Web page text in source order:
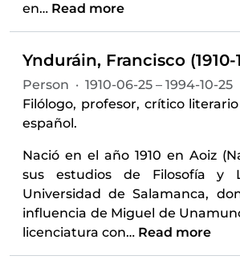
en… Read more
Ynduráin, Francisco (1910-
Person · 1910-06-25 – 1994-10-25
Filólogo, profesor, crítico
español.
Nació en el año 1910 en Aoiz
sus estudios de Filosofía y
Universidad de Salamanca,
influencia de Miguel de
licenciatura con… Read more